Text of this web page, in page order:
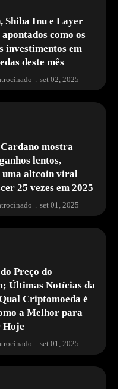
Shiba Inu e Layer
como os
investimentos em
deste mês
. set 02, 2025
mostra
lentos,
uma altcoin viral
25 vezes em 2025
set 01, 2025
Preço do
Últimas Notícias da
Criptomoeda é
a Melhor para
Hoje
. set 01, 2025